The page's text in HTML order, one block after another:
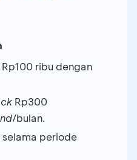
ribu dengan
Rp300
/bulan.
selama periode